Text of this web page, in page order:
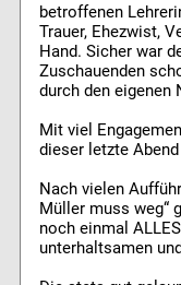
betroffenen
Trauer, Ehezwist,
Hand. Sicher war
Zuschauenden
durch den eigenen
Mit viel
dieser letzte
Nach vielen
Müller muss weg“
noch einmal
unterhaltsamen